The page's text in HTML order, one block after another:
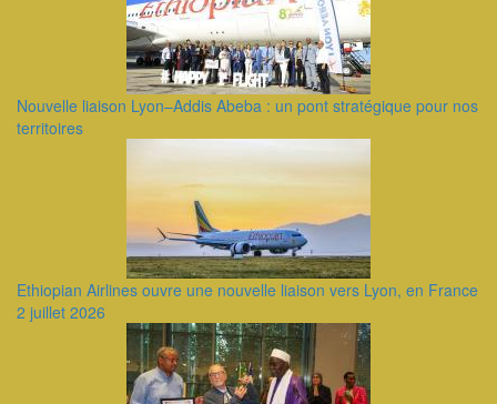
Nouvelle liaison Lyon–Addis Abeba : un pont stratégique pour nos
territoires
Ethiopian Airlines ouvre une nouvelle liaison vers Lyon, en France
2 juillet 2026